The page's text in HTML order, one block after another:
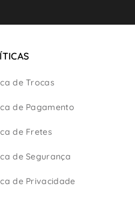
de Trocas
de Pagamento
de Fretes
de Segurança
de Privacidade